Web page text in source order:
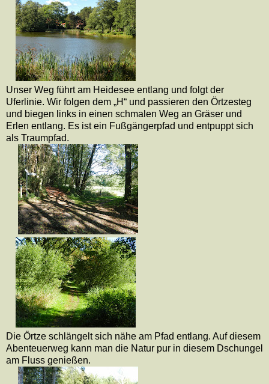
Unser Weg führt am Heidesee entlang und folgt der
Uferlinie. Wir folgen dem „H“ und passieren den Örtzesteg
und biegen links in einen schmalen Weg an Gräser und
Erlen entlang. Es ist ein Fußgängerpfad und entpuppt sich
als Traumpfad.
Die Örtze schlängelt sich nähe am Pfad entlang. Auf diesem
Abenteuerweg kann man die Natur pur in diesem Dschungel
am Fluss genießen.